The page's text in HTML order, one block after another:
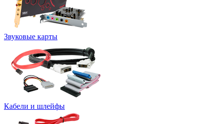
Звуковые карты
Кабели и шлейфы